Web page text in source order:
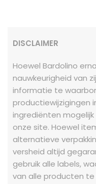
DISCLAIMER
Hoewel Bardolino
nauwkeurigheid van
informatie te
productiewijzigingen
ingrediënten
onze site. Hoewel
alternatieve
versheid altijd
gebruik alle labels,
van alle producten